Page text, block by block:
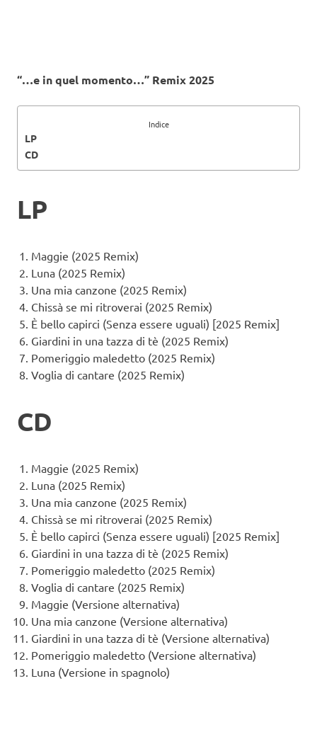
“…e in quel momento…” Remix 2025
Indice
LP
CD
LP
Maggie (2025 Remix)
Luna (2025 Remix)
Una mia canzone (2025 Remix)
Chissà se mi ritroverai (2025 Remix)
È bello capirci (Senza essere uguali) [2025 Remix]
Giardini in una tazza di tè (2025 Remix)
Pomeriggio maledetto (2025 Remix)
Voglia di cantare (2025 Remix)
CD
Maggie (2025 Remix)
Luna (2025 Remix)
Una mia canzone (2025 Remix)
Chissà se mi ritroverai (2025 Remix)
È bello capirci (Senza essere uguali) [2025 Remix]
Giardini in una tazza di tè (2025 Remix)
Pomeriggio maledetto (2025 Remix)
Voglia di cantare (2025 Remix)
Maggie (Versione alternativa)
Una mia canzone (Versione alternativa)
Giardini in una tazza di tè (Versione alternativa)
Pomeriggio maledetto (Versione alternativa)
Luna (Versione in spagnolo)